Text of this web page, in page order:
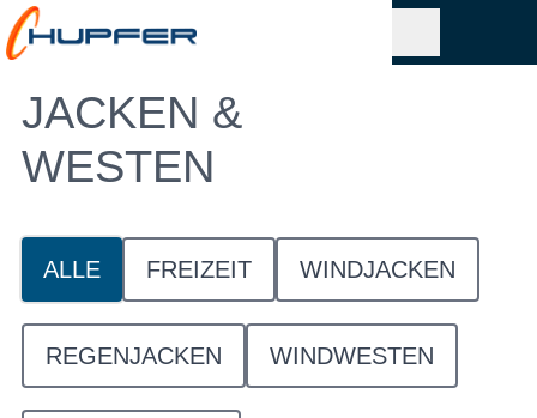
JACKEN &
WESTEN
ALLE FREIZEIT WINDJACKEN
REGENJACKEN WINDWESTEN